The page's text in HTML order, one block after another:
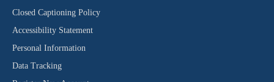
Closed Captioning Policy
Accessibility Statement
Personal Information
Data Tracking